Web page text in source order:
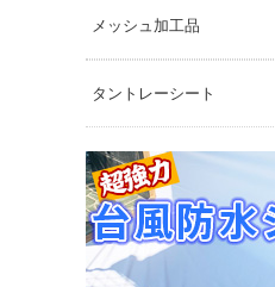
メッシュ加工品
タントレーシート